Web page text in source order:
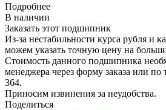
Подробнее
В наличии
Заказать этот подшипник
Из-за нестабильности курса рубля и
можем указать точную цену на
Стоимость данного подшипника
менеджера через форму заказа или по
364.
Приносим извинения за неудобства.
Поделиться